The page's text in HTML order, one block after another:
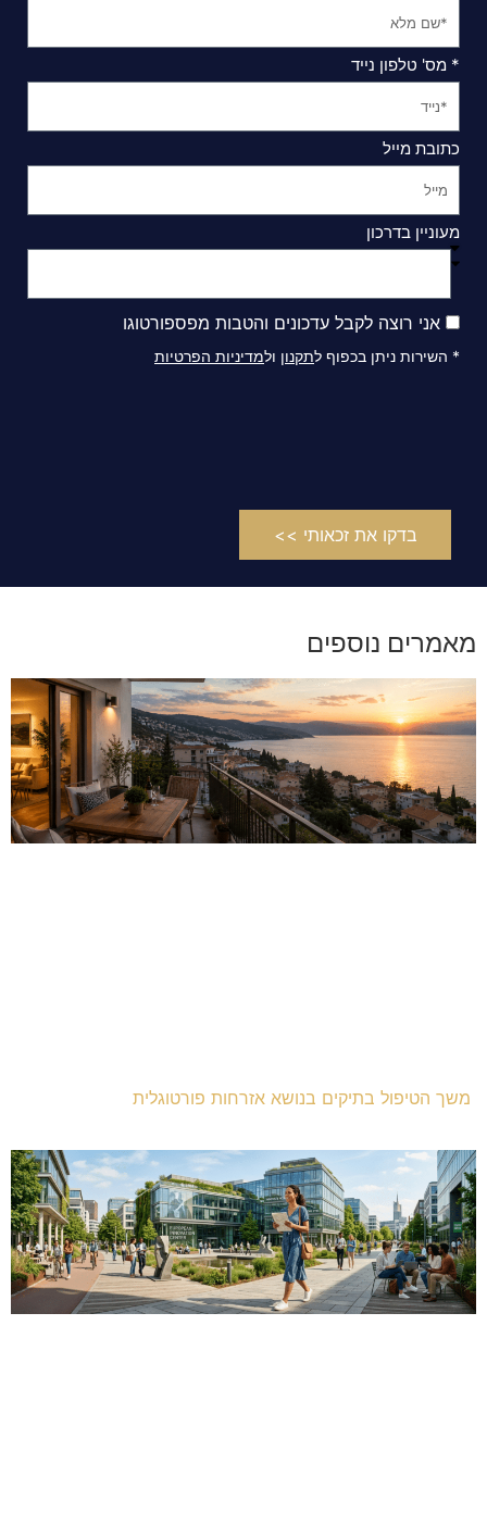
* מס' טלפון נייד
כתובת מייל
מעוניין בדרכון
אני רוצה לקבל עדכונים והטבות מפספורטוגו
* השירות ניתן בכפוף לתקנון ולמדיניות הפרטיות
בדקו את זכאותי >>
מאמרים נוספים
משך הטיפול בתיקים בנושא אזרחות פורטוגלית